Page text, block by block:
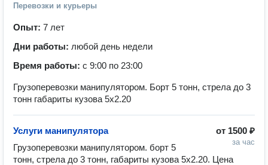
Перевозки и курьеры
Опыт: 7 лет
Дни работы: любой день недели
Время работы: с 9:00 по 23:00
Грузоперевозки манипулятором. Борт 5 тонн, стрела до 3
тонн габариты кузова 5x2.20
от 1500 ₽
за час
Услуги манипулятора
Грузоперевозки манипулятором. борт 5
тонн, стрела до 3 тонн, габариты кузова 5x2.20. Цена